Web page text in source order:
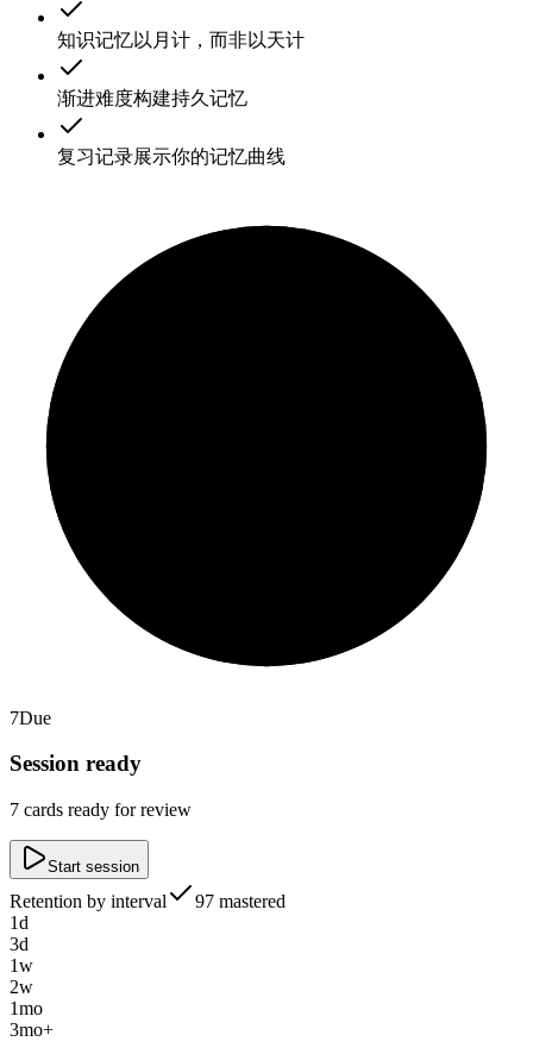
知识记忆以月计，而非以天计
渐进难度构建持久记忆
复习记录展示你的记忆曲线
7Due
Session ready
7 cards ready for review
Start session
Retention by interval
97 mastered
1d
3d
1w
2w
1mo
3mo+